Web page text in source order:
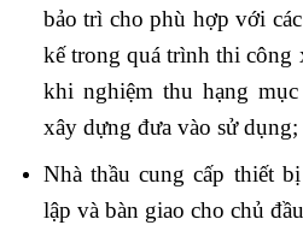
bảo trì cho phù hợp với
kế trong quá trình thi công
khi nghiệm thu hạng
xây dựng đưa vào sử dụng;
Nhà thầu cung cấp thiết
lập và bàn giao cho chủ